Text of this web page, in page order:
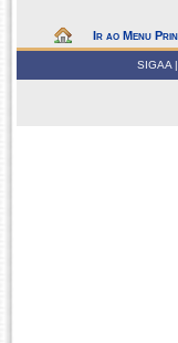
Ir ao Menu
SIGAA